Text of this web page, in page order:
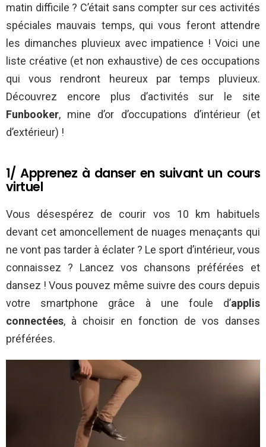
matin difficile ? C’était sans compter sur ces activités
spéciales mauvais temps, qui vous feront attendre
les dimanches pluvieux avec impatience ! Voici une
liste créative (et non exhaustive) de ces occupations
qui vous rendront heureux par temps pluvieux.
Découvrez encore plus d’activités sur le site
Funbooker, mine d’or d’occupations d’intérieur (et
d’extérieur) !
1/ Apprenez à danser en suivant un cours
virtuel
Vous désespérez de courir vos 10 km habituels
devant cet amoncellement de nuages menaçants qui
ne vont pas tarder à éclater ? Le sport d’intérieur, vous
connaissez ? Lancez vos chansons préférées et
dansez ! Vous pouvez même suivre des cours depuis
votre smartphone grâce à une foule d’applis
connectées, à choisir en fonction de vos danses
préférées.